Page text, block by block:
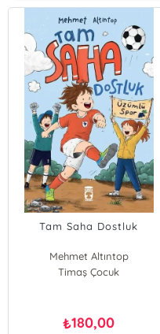
Tam Saha Dostluk
Mehmet Altıntop
Timaş Çocuk
₺180,00